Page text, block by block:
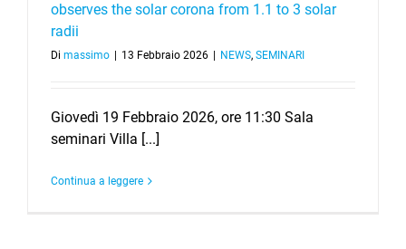
observes the solar corona from 1.1 to 3 solar
radii
Di massimo 13 Febbraio 2026 NEWS, SEMINARI
Giovedì 19 Febbraio 2026, ore 11:30 Sala
seminari Villa [...]
Continua a leggere